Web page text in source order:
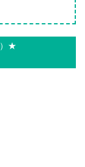
）★